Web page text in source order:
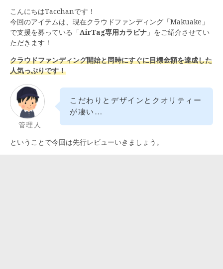
こんにちはTacchanです！
今回のアイテムは、現在クラウドファンディング「Makuake」
で支援を募っている「 AirTag専用カラビナ 」をご紹介させてい
ただきます！
クラウドファンディング開始と同時にすぐに目標金額を達成した
人気っぷりです！
管理人
こだわりとデザインとクオリティー
が凄い…
ということで今回は先行レビューいきましょう。